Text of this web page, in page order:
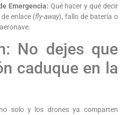
Emergencia: Qué hacer y qué decir
enlace (fly-away), fallo de batería o
No dejes que
caduque en la
solo y los drones ya comparten